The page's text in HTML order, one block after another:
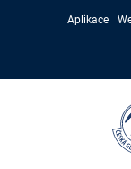
Aplikace